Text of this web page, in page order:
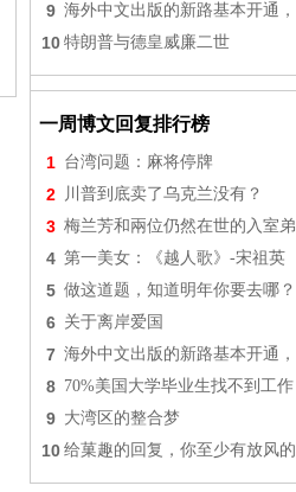
9 海外中文出版的新路基本开通，
10 特朗普与德皇威廉二世
一周博文回复排行榜
1 台湾问题：麻将停牌
2 川普到底卖了乌克兰没有？
3 梅兰芳和兩位仍然在世的入室弟
4 第一美女：《越人歌》-宋祖英
5 做这道题，知道明年你要去哪？
6 关于离岸爱国
7 海外中文出版的新路基本开通，
8 70%美国大学毕业生找不到工作
9 大湾区的整合梦
10 给菓趣的回复，你至少有放风的